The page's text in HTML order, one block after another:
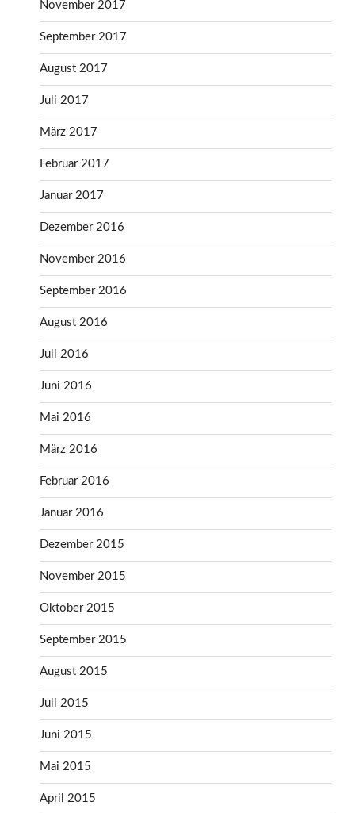
November 2017
September 2017
August 2017
Juli 2017
März 2017
Februar 2017
Januar 2017
Dezember 2016
November 2016
September 2016
August 2016
Juli 2016
Juni 2016
Mai 2016
März 2016
Februar 2016
Januar 2016
Dezember 2015
November 2015
Oktober 2015
September 2015
August 2015
Juli 2015
Juni 2015
Mai 2015
April 2015